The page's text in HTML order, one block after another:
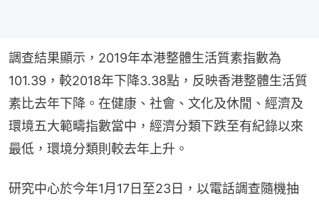
調查結果顯示，2019年本港整體生活質素指數為
101.39，較2018年下降3.38點，反映香港整體生活質
素比去年下降。在健康、社會、文化及休閒、經濟及
環境五大範疇指數當中，經濟分類下跌至有紀錄以來
最低，環境分類則較去年上升。
研究中心於今年1月17日至23日，以電話調查隨機抽